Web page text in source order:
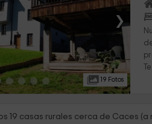
›
19 Fotos
19 casas rurales cerca de Caces (a